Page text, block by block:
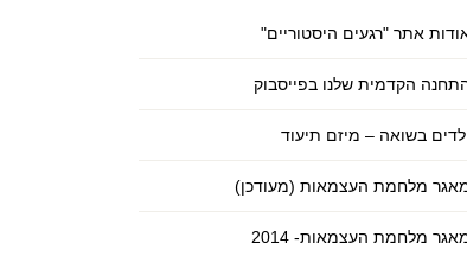
אתר "רגעים היסטוריים"
הקדמית שלנו בפייסבוק
בשואה – מיזם תיעוד
מלחמת העצמאות (מעודכן)
מלחמת העצמאות- 2014